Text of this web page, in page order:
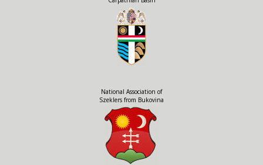
National Association of
Szeklers from Bukovina